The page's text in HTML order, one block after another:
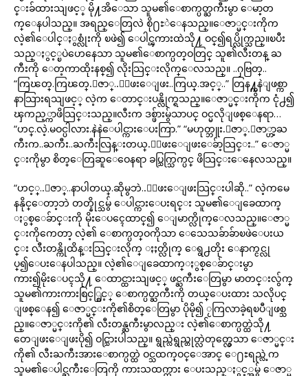
င္းခ်ထားသျဖင့္ မို႔အိေသာ သူမ၏ေစာက္ပတ္ႀကီးမွာ ေမာ့တ
က္ေနပါသည္။ အရည္ေတြလဲ စို႐ႊဲေနသည္။ေဇာ္မင္းကိုက
လဲ့၏ေပါင္ႏွစ္လုံးကို ၿဖဲ၍ ေပါင္ၾကားထဲသို႔ ဝင္၍ရပ္လိုက္သည္။ၿပီး
သည္ႏွင့္ၿပဲဟေနေသာ သူမ၏ေစာက္ပတ္ဝတြင္ သူ၏လီးတန္ ႀ
ကီးကို ေတ့ကာထိုးနစ္၍ လိုးသြင္းလိုက္ေလသည္။ ..ႁဗြတ္..
“ကြၽတ္.ကြၽတ္.ေဇာ္..ေျဖးေျဖး..ကြယ္.အင့္..” တြန႔္ကနဲျဖစ္ကာ
နာသြားရသျဖင့္ လဲ့က ေတာင္းပန္လိုက္ရသည္။ေဇာ္မင္းကိုက ငုံ႕၍
ၾကည့္ကာဖိသြင္းသည္။လီးက ဒစ္ဖ်ားမွ်သာပင္ ဝင္မလိုျဖစ္ေနရာ…
“ဟင္.လဲ့.မဝင္ပါလား.နဲနဲေပါင္ကားေပးကြာ.” “မဟုတ္ဘူး.ေဇာ္.ေဇာ္ဟာ့ႀ
ကီးက..ႀကီး..ႀကီးလြန္းတယ္.ေျဖးေျဖးေခ်ာ့သြင္း..” ေဇာ္မ
င္းကိုမွာ စိတ္ေတြဆူေဝေနရာ ခပ္သြက္သြက္ပင္ ဖိသြင္းေနေလသည္။
“ဟင့္..ေဇာ္..နာပါတယ္.ဆိုမွဘဲ..ေျဖးေျဖးသြင္းပါဆို..” လဲ့ကမေ
နနိုင္ေတာ့ဘဲ တတ္နိုင္သမွ် ေပါင္ကားေပးရင္း သူမ၏ေျခေထာက္
ႏွစ္ေခ်ာင္းကို မိုးေပၚေထာင္၍ ေျမာက္လိုက္ေလသည္။ေဇာ္မ
င္းကိုကေတာ့ လဲ့၏ ေစာက္ပတ္ဝကိုသာ ေသေသခ်ာခ်ာၿဖဲေပးယ
င္း လီးတန္ကိုထိန္းသြင္းလိုက္ ႏႈတ္လိုက္ ေရွ႕တိုး ေနာက္ငင္လု
ပ္၍ေပးေနပါသည္။ လဲ့၏ေျခေထာက္ႏွစ္ေခ်ာင္းမွာ
ကား၍မိုးေပၚသို႔ ေထာင္ထားသျဖင့္ ဖင္ႀကီးေတြမွာ မာတင္းလွ်က္
သူမ၏ကားကားစြင့္စြင့္ ေစာက္ပတ္ႀကီးကို တယ္ေပးထား သလိုပင္
ျဖစ္ေန၍ ေဇာ္မင္းကို၏စိတ္ေတြမွာ ပိုမို၍ ႂကြလာခဲ့ရၿပီျဖစ္သ
ည္။ေဇာ္မင္းကို၏ လီးတန္ႀကီးမွာလည္း လဲ့၏ေစာက္ပတ္ထဲသို႔
တေျဖးေျဖးပို၍ ဝင္သြားပါသည္။ ရွည္လဲရွည္တုတ္လဲတုတ္လွေသာ ေဇာ္မင္း
ကို၏ လီးႀကီးအားေစာက္ပတ္ထဲ ဝင္သထက္ဝင္ေအာင္ ေ႐ႊရည္လဲ့က
သူမ၏ေပါင္ႀကီးေတြကို ကားသထက္ကား ေပးသည္ႏွင့္အမွ် ေဇာ္မ